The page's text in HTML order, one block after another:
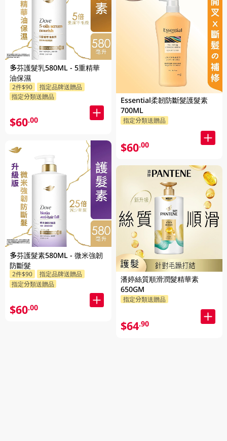
多芬護髮乳580ML - 5重精華
油保濕
2件$90
指定品牌送贈品
指定分類送贈品
$60.00
多芬護髮素580ML - 微米強韌
防斷髮
2件$90
指定品牌送贈品
指定分類送贈品
$60.00
Essential柔韌防斷髮護髮素
700ML
指定分類送贈品
$60.00
潘婷絲質順滑潤髮精華素
650GM
指定分類送贈品
$64.90